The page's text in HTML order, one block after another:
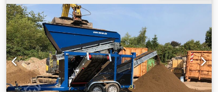
automatisch, Bouwjaar:2005, bedrijfsturen:14.800 h,
Uitrusting:
cabine, grijperhydrauliek, verstelbare giek
bieden deze gebruikte Terex Fuchs MHL 331 compressor
uit bouwjaar 2005 aan. Een grijper is op aanvraag mogelijk.
Fabrikant: Terex Fuchs Type: MHL 331
Voertuigidentificatienummer: 331110020 Toegestane
totaalgewicht: 23.000 kg Toegestane voorasbelasting:
11.700 kg Toegestane achterasbelasting: kg Bouwjaar: 2005
Motorvermogen: 115 kW Standaard bedrijfsgewicht: 24.200